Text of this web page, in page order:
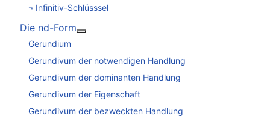
¬ Infinitiv-Schlüsssel
Die nd-Form
Gerundium
Gerundivum der notwendigen Handlung
Gerundivum der dominanten Handlung
Gerundivum der Eigenschaft
Gerundivum der bezweckten Handlung